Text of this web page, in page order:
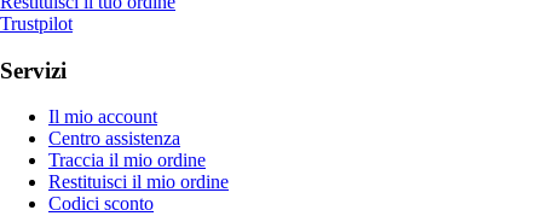
Trustpilot
Servizi
Il mio account
Centro assistenza
Traccia il mio ordine
Restituisci il mio ordine
Codici sconto